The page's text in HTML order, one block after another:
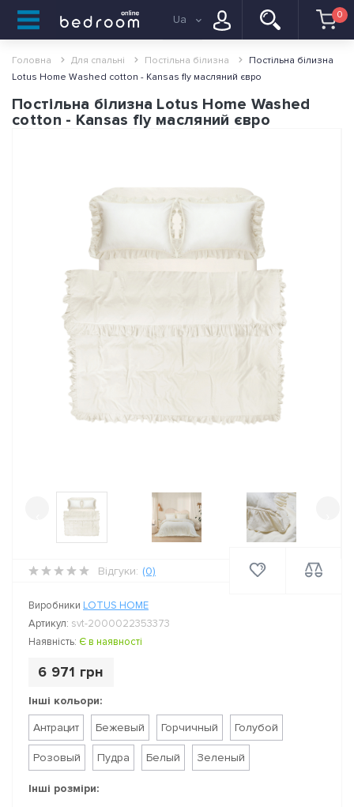
Ua 0
Головна Для спальні Постільна білизна
Постільна білизна
Lotus Home Washed cotton - Kansas fly масляний євро
Постільна білизна Lotus Home Washed
cotton - Kansas fly масляний євро
Відгуки: (0)
Виробники LOTUS HOME
Артикул: svt-2000022353373
Наявність: Є в наявності
6 971 грн
Інші кольори:
Антрацит
Бежевый Горчичный Голубой
Розовый Пудра Белый Зеленый
Інші розміри: